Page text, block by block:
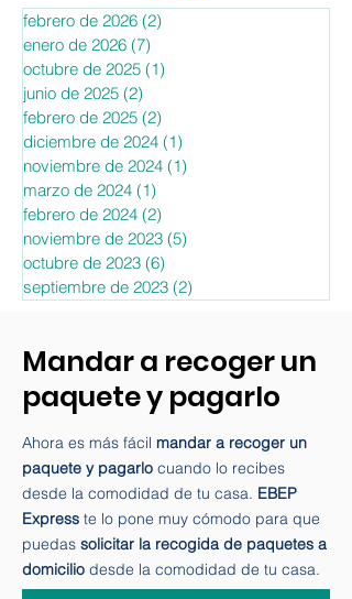
febrero de 2026 (2)2 entradas
enero de 2026 (7)
octubre de 2025 (1)
junio de 2025 (2)2 entradas
febrero de 2025 (2) 2 entradas
diciembre de 2024
noviembre de 2024
marzo de 2024 (1)1 entrada
febrero de 2024 (2)2 entradas
noviembre de 2023 (5)5 entradas
octubre de 2023 (6)6 entradas
Mandar a recoger un
paquete y pagarlo
Ahora es más fácilmandar a recoger un
paquete y pagarlo cuando lo recibes
desde la comodidad de tu casa.EBEP
Expresste lo pone muy cómodo para que
puedassolicitar la recogida de paquetes a